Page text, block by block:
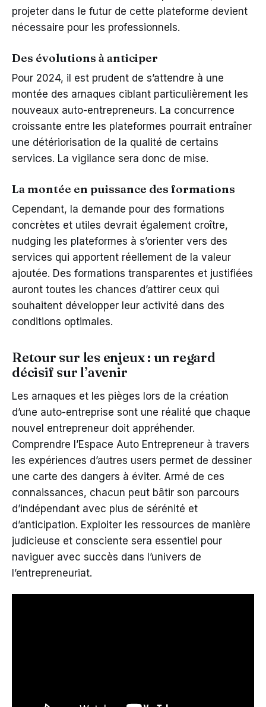
projeter dans le futur de cette plateforme devient
nécessaire pour les professionnels.
Des évolutions à anticiper
Pour 2024, il est prudent de s’attendre à une
montée des arnaques ciblant particulièrement les
nouveaux auto-entrepreneurs. La concurrence
croissante entre les plateformes pourrait entraîner
une détériorisation de la qualité de certains
services. La vigilance sera donc de mise.
La montée en puissance des formations
Cependant, la demande pour des formations
concrètes et utiles devrait également croître,
nudging les plateformes à s’orienter vers des
services qui apportent réellement de la valeur
ajoutée. Des formations transparentes et justifiées
auront toutes les chances d’attirer ceux qui
souhaitent développer leur activité dans des
conditions optimales.
Retour sur les enjeux : un regard
décisif sur l’avenir
Les arnaques et les pièges lors de la création
d’une auto-entreprise sont une réalité que chaque
nouvel entrepreneur doit appréhender.
Comprendre l’Espace Auto Entrepreneur à travers
les expériences d’autres users permet de dessiner
une carte des dangers à éviter. Armé de ces
connaissances, chacun peut bâtir son parcours
d’indépendant avec plus de sérénité et
d’anticipation. Exploiter les ressources de manière
judicieuse et consciente sera essentiel pour
naviguer avec succès dans l’univers de
l’entrepreneuriat.